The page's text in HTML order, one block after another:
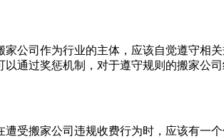
公司作为行业的主体，应该自觉遵守相
通过奖惩机制，对于遵守规则的搬家公
受搬家公司违规收费行为时，应该有一